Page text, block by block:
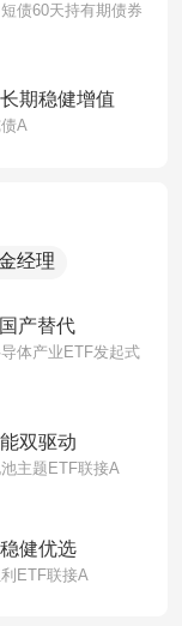
债60天持有期债券
期稳健增值
A
经理
产替代
体产业ETF发起式
双驱动
主题ETF联接A
健优选
ETF联接A